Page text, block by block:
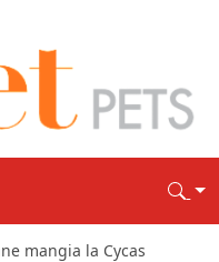
mangia la Cycas